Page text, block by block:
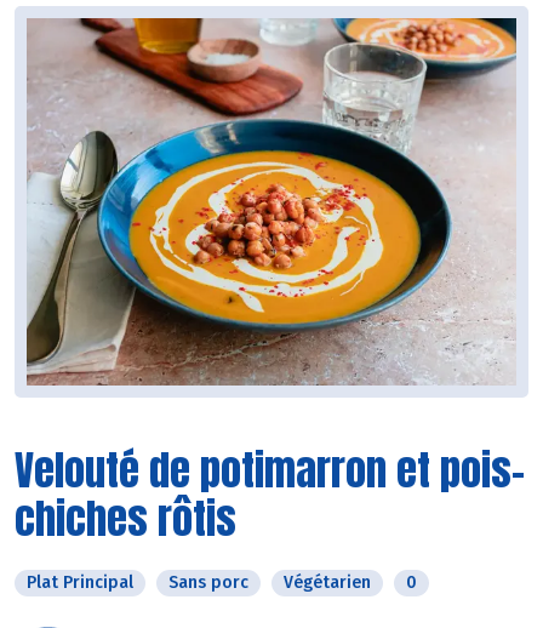
Velouté de potimarron et pois-
chiches rôtis
Plat Principal Sans porc Végétarien 0